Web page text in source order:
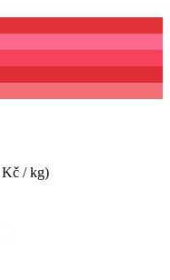
Kč / kg)